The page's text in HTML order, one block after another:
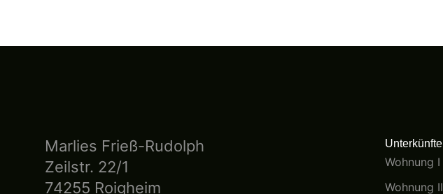
Marlies Frieß-Rudolph
Zeilstr. 22/1
74255 Roigheim
Unterkünfte
Wohnung I
Wohnung II